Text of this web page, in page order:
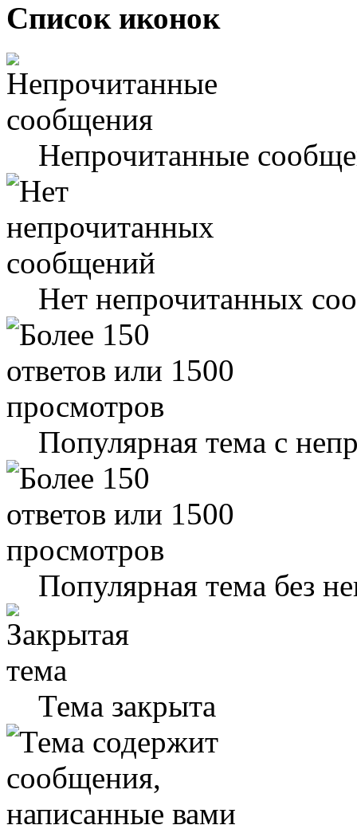
Список иконок
Непрочитанные
Нет непрочитанных
Популярная тема с
Популярная тема без
Тема закрыта